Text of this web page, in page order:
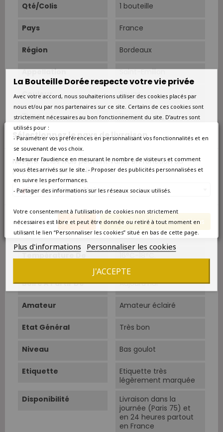
Sélectionnez le pays de livraison
Nos prix et les frais peuvent varier en fonction du
pays/de la région de livraison.
France métropolitaine
Annuler Enregistrer les modifications
Qté/Colis 1 bouteille
Pays France
Région Bordeaux
Appellation Saint-Emilion
Couleur Rouge
Type Rouge
Classement Grand Cru
Superficie 7 hectares environ.
Cépage Dominant
Franc
Conduite
Conversion biologique
depuis 2009,
certification AB en
2012.
Boire À Partir De Aujourd'hui
Amateur Amateur éclairé
Etat Général Très bon
Niveau Bas goulot
Etiquette
Etiquette très
légèrement marquée
Disponibilité
Livraison dans la
journée (Paris 75) et
en 24 heures partout
en France
La Bouteille Dorée respecte votre vie privée
Avec votre accord, nous souhaiterions utiliser des cookies placés par
nous et/ou par nos partenaires sur ce site. Certains de ces cookies sont
strictement nécessaires au bon fonctionnement du site. D’autres sont
utilisés pour :
- Paramétrer vos préférences en personnalisant vos fonctionnalités et en
se souvenant de vos choix.
- Mesurer l’audience en mesurant le nombre de visiteurs et comment
vous êtes arrivés sur le site. - Proposer des publicités personnalisées et
en suivre les performances.
- Partager des informations sur les réseaux sociaux utilisés.
Votre consentement à l’utilisation de cookies non strictement
nécessaires est libre et peut être donnée ou retiré à tout moment en
utilisant le lien “Personnaliser les cookies” situé en bas de cette page.
Plus d'informations Personnaliser les cookies
J'ACCEPTE